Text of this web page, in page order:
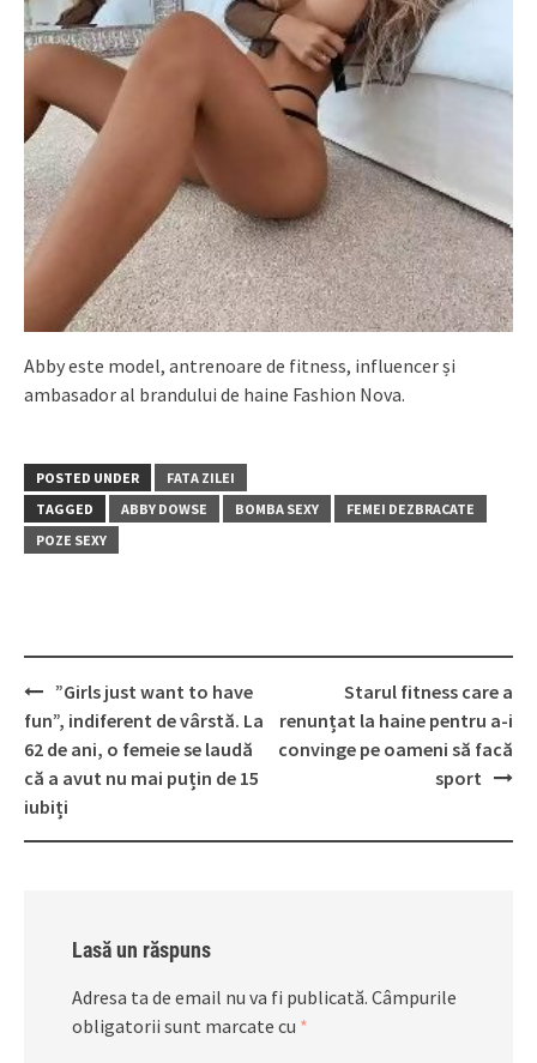
Abby este model, antrenoare de fitness, influencer și
ambasador al brandului de haine Fashion Nova.
POSTED UNDER
FATA ZILEI
TAGGED
ABBY DOWSE BOMBA SEXY
FEMEI DEZBRACATE
POZE SEXY
Post
navigation
”Girls just want to have
fun”, indiferent de vârstă. La
62 de ani, o femeie se laudă
că a avut nu mai puțin de 15
iubiți
Starul fitness care a
renunțat la haine pentru a-i
convinge pe oameni să facă
sport
Lasă un răspuns
Adresa ta de email nu va fi publicată. Câmpurile
obligatorii sunt marcate cu *